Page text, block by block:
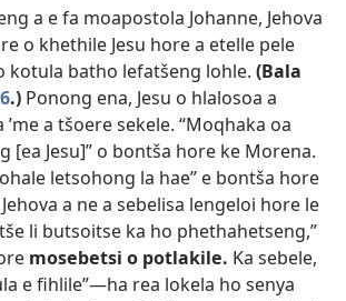
a e fa moapostola Johanne, Jehova
o khethile Jesu hore a etelle pele
kotula batho lefatšeng lohle. (Bala
.) Ponong ena, Jesu o hlalosoa a
a tšoere sekele. “Moqhaka oa
[ea Jesu]” o bontša hore ke Morena.
letsohong la hae” e bontša hore
a ne a sebelisa lengeloi hore le
li butsoitse ka ho phethahetseng,”
mosebetsi o potlakile. Ka sebele,
e fihlile”—ha rea lokela ho senya